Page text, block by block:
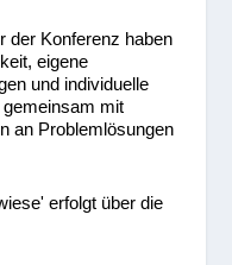
der Konferenz haben
eigene
und individuelle
mit
an Problemlösungen
erfolgt über die